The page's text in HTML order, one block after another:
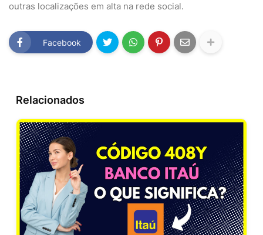
outras localizações em alta na rede social.
Facebook
Relacionados